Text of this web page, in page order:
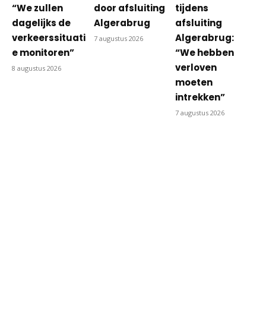
“We zullen
dagelijks de
verkeerssituati
e monitoren”
8 augustus 2026
door afsluiting
Algerabrug
7 augustus 2026
tijdens
afsluiting
Algerabrug:
“We hebben
verloven
moeten
intrekken”
7 augustus 2026